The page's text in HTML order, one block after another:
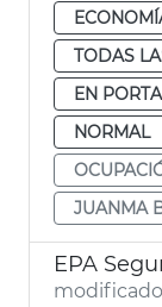
TODAS
EN
NORMAL
JUANMA
EPA